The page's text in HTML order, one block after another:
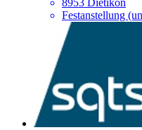
8953 Dietikon
Festanstellung